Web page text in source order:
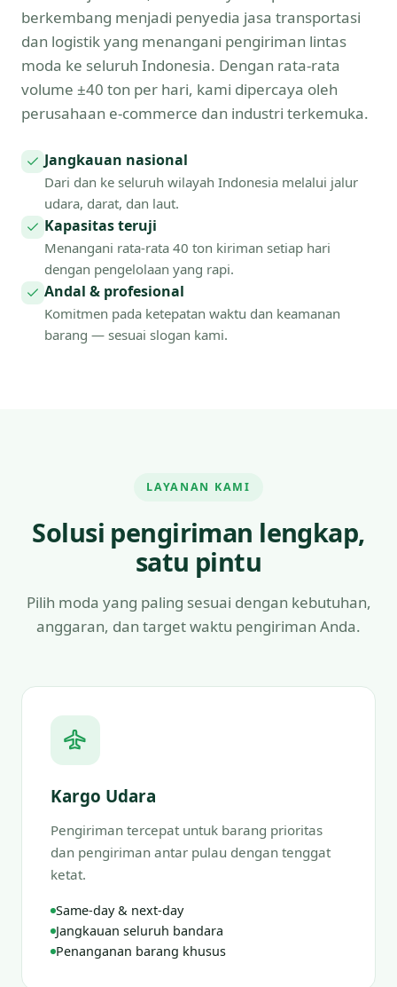
berkembang menjadi penyedia jasa transportasi
dan logistik yang menangani pengiriman lintas
moda ke seluruh Indonesia. Dengan rata-rata
volume ±40 ton per hari, kami dipercaya oleh
perusahaan e-commerce dan industri terkemuka.
Jangkauan nasional
Dari dan ke seluruh wilayah Indonesia melalui jalur
udara, darat, dan laut.
Kapasitas teruji
Menangani rata-rata 40 ton kiriman setiap hari
dengan pengelolaan yang rapi.
Andal & profesional
Komitmen pada ketepatan waktu dan keamanan
barang — sesuai slogan kami.
LAYANAN KAMI
Solusi pengiriman lengkap,
satu pintu
Pilih moda yang paling sesuai dengan kebutuhan,
anggaran, dan target waktu pengiriman Anda.
Kargo Udara
Pengiriman tercepat untuk barang prioritas
dan pengiriman antar pulau dengan tenggat
ketat.
Same-day & next-day
Jangkauan seluruh bandara
Penanganan barang khusus